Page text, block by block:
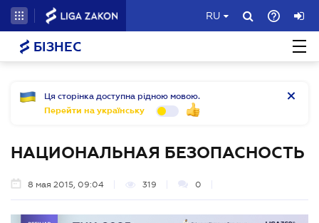
RU
БІЗНЕС
Ця сторінка доступна рідною мовою.
Перейти на українську
НАЦИОНАЛЬНАЯ БЕЗОПАСНОСТЬ
8 мая 2015, 09:04 319 0